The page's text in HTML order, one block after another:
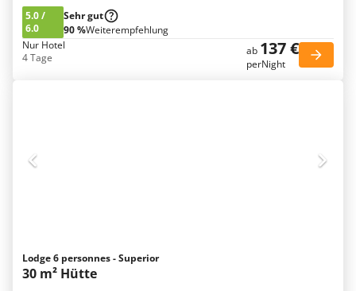
5.0/
6.0
Sehr gut
90 %Weiterempfehlung
Nur Hotel
4 Tage
ab 137 €
perNight
Lodge 6 personnes - Superior
30 m² Hütte